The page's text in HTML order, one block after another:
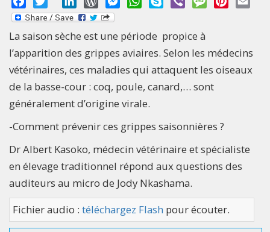
La saison sèche est une période propice à
l’apparition des grippes aviaires. Selon les médecins
vétérinaires, ces maladies qui attaquent les oiseaux
de la basse-cour : coq, poule, canard,… sont
généralement d’origine virale.
-Comment prévenir ces grippes saisonnières ?
Dr Albert Kasoko, médecin vétérinaire et spécialiste
en élevage traditionnel répond aux questions des
auditeurs au micro de Jody Nkashama.
Fichier audio : téléchargez Flash pour écouter.